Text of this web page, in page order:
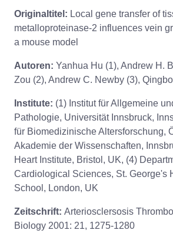
Originaltitel: Local gene transfer of
metalloproteinase-2 influences vein
a mouse model
Autoren: Yanhua Hu (1), Andrew H.
Zou (2), Andrew C. Newby (3),
Institute: (1) Institut für Allgemeine
Pathologie, Universität Innsbruck,
für Biomedizinische Altersforschung,
Akademie der Wissenschaften,
Heart Institute, Bristol, UK, (4)
Cardiological Sciences, St. George's
School, London, UK
Zeitschrift: Arteriosclersosis
Biology 2001: 21, 1275-1280